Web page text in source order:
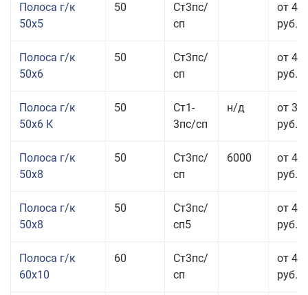
Полоса г/к
50x5
50
Ст3пс/
сп
от 43
руб.
Полоса г/к
50x6
50
Ст3пс/
сп
от 42
руб.
Полоса г/к
50x6 К
50
Ст1-
3пс/сп
н/д
от 35
руб.
Полоса г/к
50x8
50
Ст3пс/
сп
6000
от 45
руб.
Полоса г/к
50x8
50
Ст3пс/
сп5
от 45
руб.
Полоса г/к
60x10
60
Ст3пс/
сп
от 41
руб.